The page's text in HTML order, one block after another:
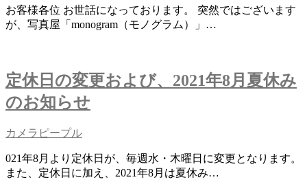
お客様各位 お世話になっております。 突然ではございます
が、写真屋「monogram（モノグラム）」…
定休日の変更および、2021年8月夏休み
のお知らせ
カメラピープル
021年8月より定休日が、毎週水・木曜日に変更となります。
また、定休日に加え、2021年8月は夏休み…